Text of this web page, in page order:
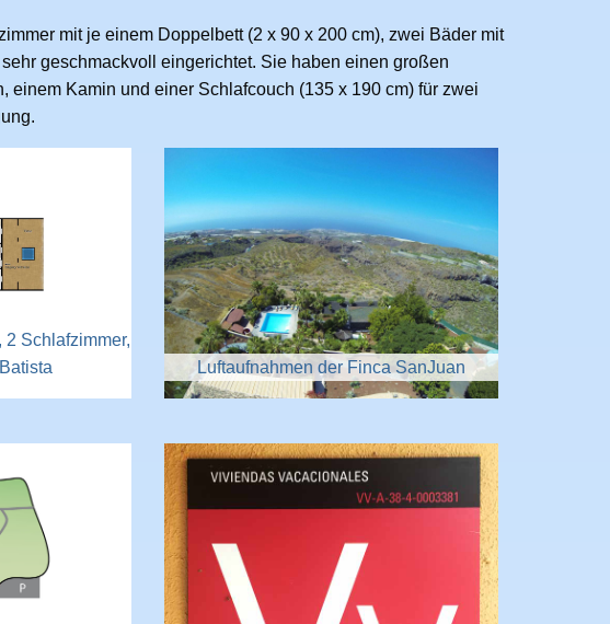
mit je einem Doppelbett (2 x 90 x 200 cm), zwei Bäder mit
geschmackvoll eingerichtet. Sie haben einen großen
einem Kamin und einer Schlafcouch (135 x 190 cm) für zwei
Schlafzimmer,
Luftaufnahmen der Finca SanJuan